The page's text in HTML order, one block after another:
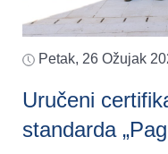
Petak, 26 Ožujak
Uručeni
standarda